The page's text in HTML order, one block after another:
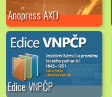
Anopress AXD
Edice VNPČP